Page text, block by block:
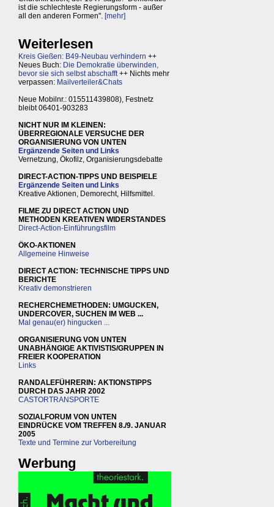
ist die schlechteste Regierungsform - außer
all den anderen Formen". [mehr]
Weiterlesen
Kreis Gießen: B49-Neubau verhindern ++
Neues Buch: Die Demokratie überwinden,
bevor sie sich selbst abschafft++ Nichts mehr
verpassen: Mailverteiler&Chats
Neue Mobilnr.: 015511439808), Festnetz
bleibt 06401-903283
NICHT NUR IM KLEINEN:
ÜBERREGIONALE VERSUCHE DER
ORGANISIERUNG VON UNTEN
Ergänzende Seiten und Links
Vernetzung, Ökofilz, Organisierungsdebatte
DIRECT-ACTION-TIPPS UND BEISPIELE
Ergänzende Seiten und Links
Kreative Aktionen, Demorecht, Hilfsmittel.
FILME ZU DIRECT ACTION UND
METHODEN KREATIVEN WIDERSTANDES
Direct-Action-Einführungsfilm
ÖKO-AKTIONEN
Allgemeine Hinweise
DIRECT ACTION: TECHNISCHE TIPPS UND
BERICHTE
Kreativ demonstrieren
RECHERCHEMETHODEN: UMGUCKEN,
UNDERCOVER, SUCHEN IM WEB ...
Mal genau(er) hingucken ...
ORGANISIERUNG VON UNTEN
UNABHÄNGIGE AKTIVISTIS/GRUPPEN IN
FREIER KOOPERATION
Links
RANDALEFÜHRERIN: AKTIONSTIPPS
DURCH DAS JAHR 2002
CASTORTRANSPORTE
SOZIALFORUM VON UNTEN
EINDRÜCKE VOM TREFFEN 8./9. JANUAR
2005
Texte und Termine zur Vorbereitung
Werbung